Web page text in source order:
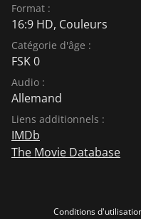
Format :
16:9 HD, Couleurs
Catégorie d'âge :
FSK 0
Audio :
Allemand
Liens additionnels :
IMDb
The Movie Database
Conditions